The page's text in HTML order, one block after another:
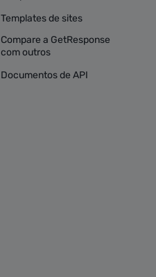
Templates de sites
Compare a GetResponse
com outros
Documentos de API